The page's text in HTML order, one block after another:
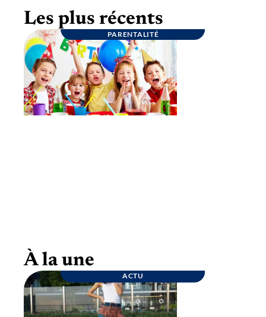
Les plus récents
PARENTALITÉ
ENTREPRISE
À la une
ACTU